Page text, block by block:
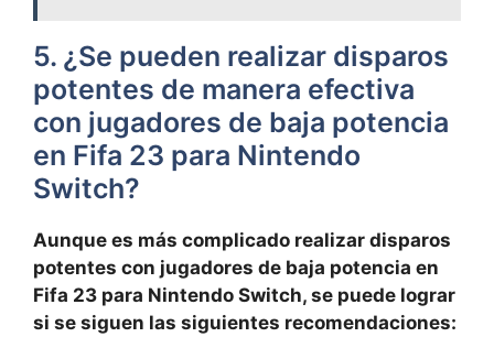
5. ¿Se pueden realizar disparos
potentes de manera efectiva
con jugadores de baja potencia
en Fifa 23 para Nintendo
Switch?
Aunque es más complicado realizar disparos
potentes con jugadores de baja potencia en
Fifa 23 para Nintendo Switch, se puede lograr
si se siguen las siguientes recomendaciones: